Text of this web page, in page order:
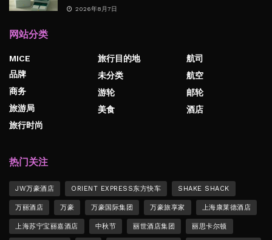
2026年8月7日
网站分类
MICE
品牌
商务
旅游局
旅行时尚
旅行目的地
未分类
游轮
美食
航司
航空
邮轮
酒店
热门关注
JW万豪酒店 ORIENT EXPRESS东方快车 SHAKE SHACK
万丽酒店 万豪 万豪国际集团 万豪旅享家 上海康莱德酒店
上海苏宁宝丽嘉酒店 中秋节 丽世酒店集团 丽思卡尔顿